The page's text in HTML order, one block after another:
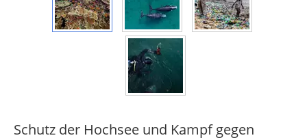
Schutz der Hochsee und Kampf gegen